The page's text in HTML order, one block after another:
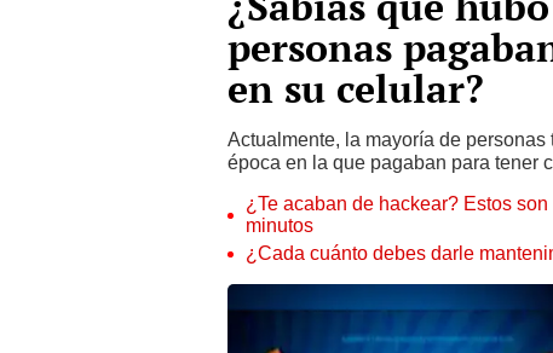
personas
en su celular?
Actualmente, la mayoría de personas
época en la que pagaban para tener
¿Te acaban de hackear? Estos
minutos
¿Cada cuánto debes darle